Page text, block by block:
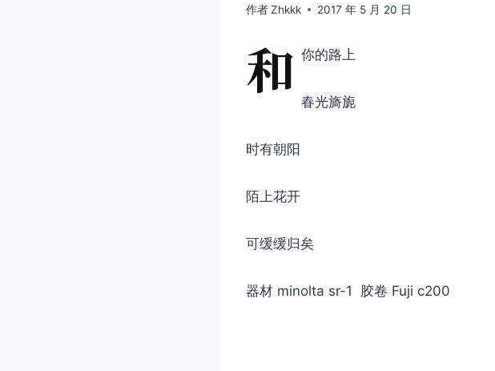
作者Zhkkk 2017 年 5 月 20 日
和 你的路上
春光旖旎
时有朝阳
陌上花开
可缓缓归矣
器材 minolta sr-1 胶卷 Fuji c200